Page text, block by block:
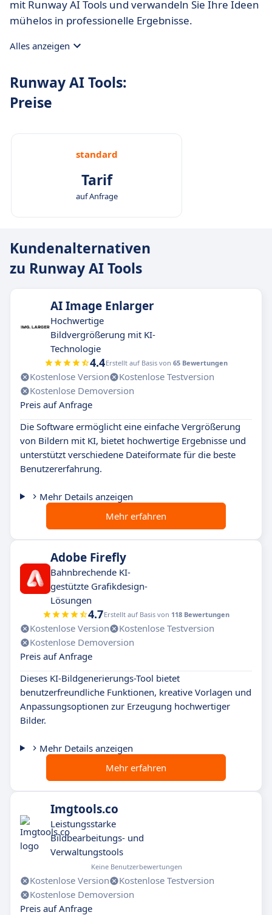
mit Runway AI Tools und verwandeln Sie Ihre Ideen
mühelos in professionelle Ergebnisse.
Alles anzeigen
Runway AI Tools:
Preise
standard
Tarif
auf Anfrage
Kundenalternativen
zu Runway AI Tools
AI Image Enlarger
Hochwertige
Bildvergrößerung mit KI-
Technologie
4.4Erstellt auf Basis von 65 Bewertungen
Kostenlose Version
Kostenlose Testversion
Kostenlose Demoversion
Preis auf Anfrage
Die Software ermöglicht eine einfache Vergrößerung
von Bildern mit KI, bietet hochwertige Ergebnisse und
unterstützt verschiedene Dateiformate für die beste
Benutzererfahrung.
Mehr Details anzeigen
Mehr erfahren
Adobe Firefly
Bahnbrechende KI-
gestützte Grafikdesign-
Lösungen
4.7Erstellt auf Basis von 118 Bewertungen
Kostenlose Version
Kostenlose Testversion
Kostenlose Demoversion
Preis auf Anfrage
Dieses KI-Bildgenerierungs-Tool bietet
benutzerfreundliche Funktionen, kreative Vorlagen und
Anpassungsoptionen zur Erzeugung hochwertiger
Bilder.
Mehr Details anzeigen
Mehr erfahren
Imgtools.co
Leistungsstarke
Bildbearbeitungs- und
Verwaltungstools
Keine Benutzerbewertungen
Kostenlose Version
Kostenlose Testversion
Kostenlose Demoversion
Preis auf Anfrage